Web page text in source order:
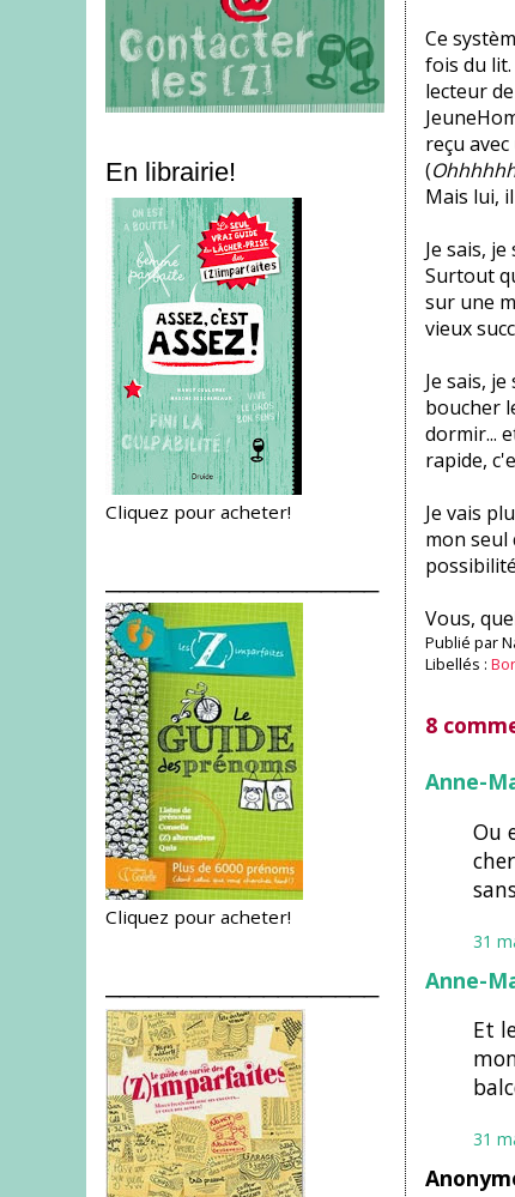
En librairie!
Cliquez pour acheter!
Cliquez pour acheter!
Ce
fois du
lecteur
reçu
(
Mais lui,
Je sais,
Surtout
sur une
vieux
Je sais,
boucher
dormir...
rapide,
Je vais
mon seul
Vous,
Publié par
Libellés :
8
Anne-
Ou
31
Anne-
Et
31